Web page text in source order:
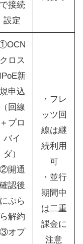
で接続
設定
クロス
IPoE新
規申込
（回線
＋プロ
バイ
ダ）
②開通
確認後
にぷら
ら解約
③オプ
・フレ
ッツ回
線は継
続利用
可
・並行
期間中
は二重
課金に
注意